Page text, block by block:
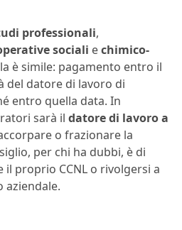
professionali,
sociali echimico-
è simile: pagamento entro il
del datore di lavoro di
entro quella data. In
sarà il datore di lavoro a
o frazionare la
per chi ha dubbi, è di
proprio CCNL o rivolgersi a
aziendale.